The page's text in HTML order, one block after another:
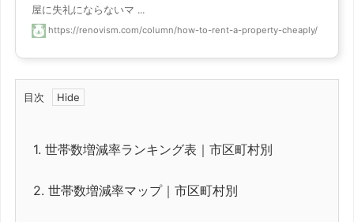
屋に失礼にならないマ ...
https://renovism.com/column/how-to-rent-a-property-cheaply/
目次
1. 世帯数増減率ランキング表｜市区町村別
2. 世帯数増減率マップ｜市区町村別